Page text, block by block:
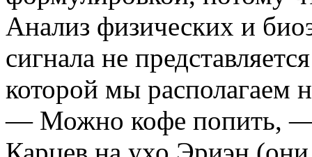
Анализ физических и
сигнала не
которой мы
— Можно кофе попить, —